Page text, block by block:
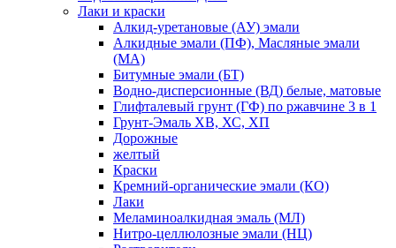
Лаки и краски
Алкид-уретановые (АУ) эмали
Алкидные эмали (ПФ), Масляные эмали
(МА)
Битумные эмали (БТ)
Водно-дисперсионные (ВД) белые, матовые
Глифталевый грунт (ГФ) по ржавчине 3 в 1
Грунт-Эмаль ХВ, ХС, ХП
Дорожные
желтый
Краски
Кремний-органические эмали (КО)
Лаки
Меламиноалкидная эмаль (МЛ)
Нитро-целлюлозные эмали (НЦ)